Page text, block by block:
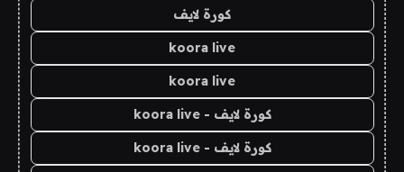
كورة لايف
koora live
koora live
كورة لايف - koora live
كورة لايف - koora live